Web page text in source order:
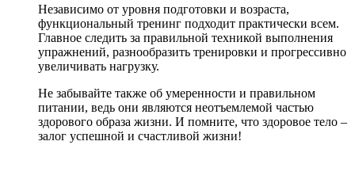
Независимо от уровня подготовки и возраста,
функциональный тренинг подходит практически всем.
Главное следить за правильной техникой выполнения
упражнений, разнообразить тренировки и прогрессивно
увеличивать нагрузку.
Не забывайте также об умеренности и правильном
питании, ведь они являются неотъемлемой частью
здорового образа жизни. И помните, что здоровое тело –
залог успешной и счастливой жизни!